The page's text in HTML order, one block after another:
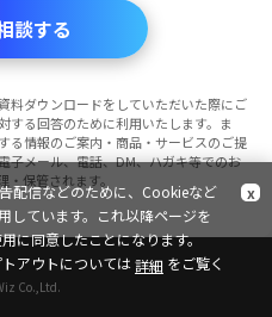
談する
料ダウンロードをしていただいた際にご
する回答のために利用いたします。ま
る情報のご案内・商品・サービスのご提
子メール、電話、DM、ハガキ等でのお
保管されます。
Co.,Ltd.
配信などのために、Cookieなど
しています。これ以降ページを
に同意したことになります。
アウトについては詳細
x
をご覧く